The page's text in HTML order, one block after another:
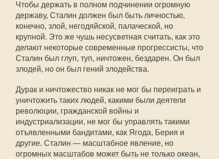
Чтобы держать в полном подчинении огромную
державу, Сталин должен был быть личностью,
конечно, злой, негодяйской, палаческой, но
крупной. Это же чушь несусветная считать, как это
делают некоторые современные прогрессисты, что
Сталин был глуп, туп, ничтожен, бездарен. Он был
злодей, но он был гений злодейства.
Дурак и ничтожество никак не мог бы переиграть и
уничтожить таких людей, какими были деятели
революции, гражданской войны и
индустриализации, не мог бы управлять такими
отъявленными бандитами, как Ягода, Берия и
другие. Сталин — масштабное явление, но
огромных масштабов может быть не только океан,